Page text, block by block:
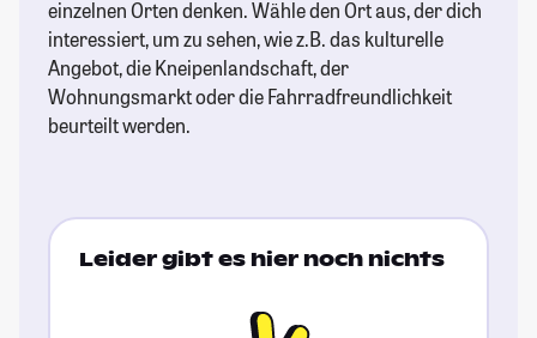
einzelnen Orten denken. Wähle den Ort aus, der dich
interessiert, um zu sehen, wie z.B. das kulturelle
Angebot, die Kneipenlandschaft, der
Wohnungsmarkt oder die Fahrradfreundlichkeit
beurteilt werden.
Leider gibt es hier noch nichts